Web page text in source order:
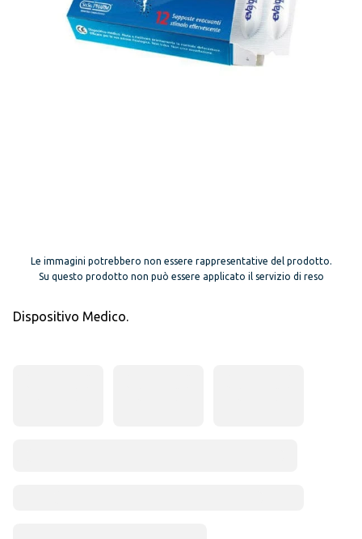
Le immagini potrebbero non essere rappresentative del prodotto.
Su questo prodotto non può essere applicato il servizio di reso
Dispositivo Medico.